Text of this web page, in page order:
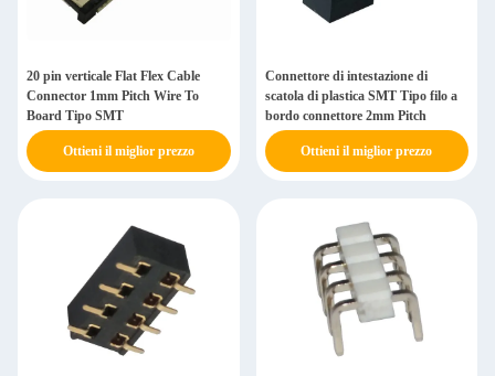
20 pin verticale Flat Flex Cable
Connector 1mm Pitch Wire To
Board Tipo SMT
Ottieni il miglior prezzo
Connettore di intestazione di
scatola di plastica SMT Tipo filo a
bordo connettore 2mm Pitch
Ottieni il miglior prezzo